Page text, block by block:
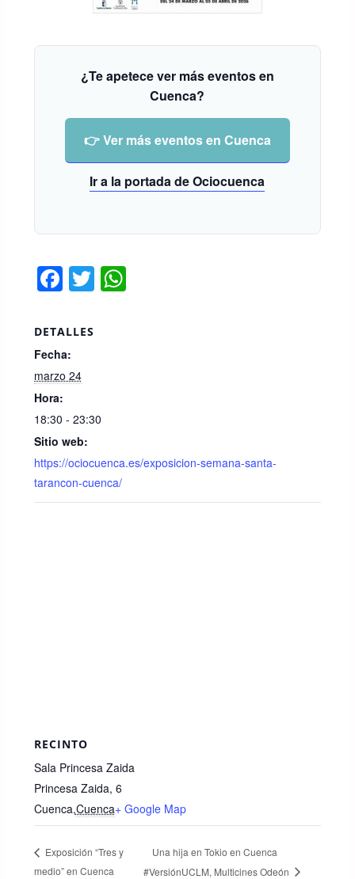
¿Te apetece ver más eventos en
Cuenca?
👉 Ver más eventos en Cuenca
Ir a la portada de Ociocuenca
F
c
e
b
o
o
k
T W
DETALLES
Fecha:
marzo 24
Hora:
18:30 - 23:30
Sitio web:
https://ociocuenca.es/exposicion-semana-santa-
tarancon-cuenca/
RECINTO
Sala Princesa Zaida
Princesa Zaida, 6
Cuenca,Cuenca+ Google Map
Exposición “Tres y
medio” en Cuenca
Una hija en Tokio en Cuenca
#VersiónUCLM, Multicines Odeón